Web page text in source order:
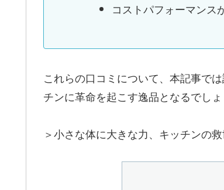
コストパフォーマンス
これらの口コミについて、本記事で
チンに革命を起こす逸品となるでし
＞小さな体に大きな力、キッチンの